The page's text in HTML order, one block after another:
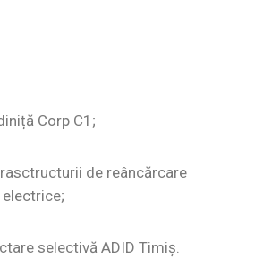
Corp C1;
de reâncărcare
selectivă ADID Timiș.